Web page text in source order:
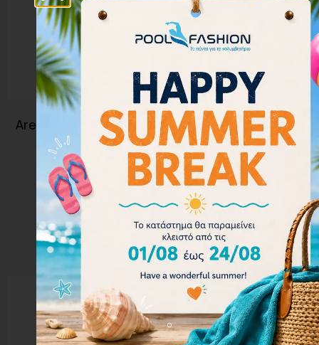
Arena Women Bikini Top Rulebreaker Crop Think
001111-503
35.00 €
31.50€
Επιλογή